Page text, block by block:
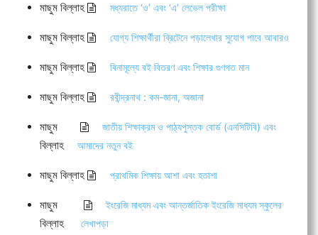
মাছুম বিল্লাহ মধ্যরাতে ‘ও’ এবং ‘এ’ লেভেল পরীক্ষা
মাছুম বিল্লাহ যোগ্য শিক্ষার্থীরা ব্রিটেনে পড়ালেখার সুযোগ পাবে আবারও
মাছুম বিল্লাহ বিনামূল্যে বই বিতরণ এবং শিক্ষার গুণগত মান
মাছুম বিল্লাহ রবীন্দ্রনাথ : কম-জানা, অজানা
মাছুম
বিল্লাহ
জাতীয় শিক্ষাক্রম ও পাঠ্যপুস্তক বোর্ড (এনসিটিবি) এবং
আমাদের নতুন বই
মাছুম বিল্লাহ প্রাথমিক শিক্ষায় আশা এবং হতাশা
মাছুম
বিল্লাহ
ইংরেজি মাধ্যম এবং আন্তর্জাতিক ইংরেজি মাধ্যম স্কুলের
লেখাপড়া